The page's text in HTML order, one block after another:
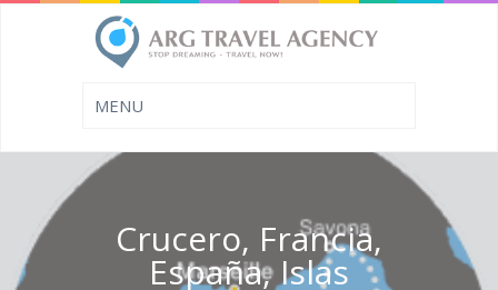
Crucero, Francia,
España, Islas